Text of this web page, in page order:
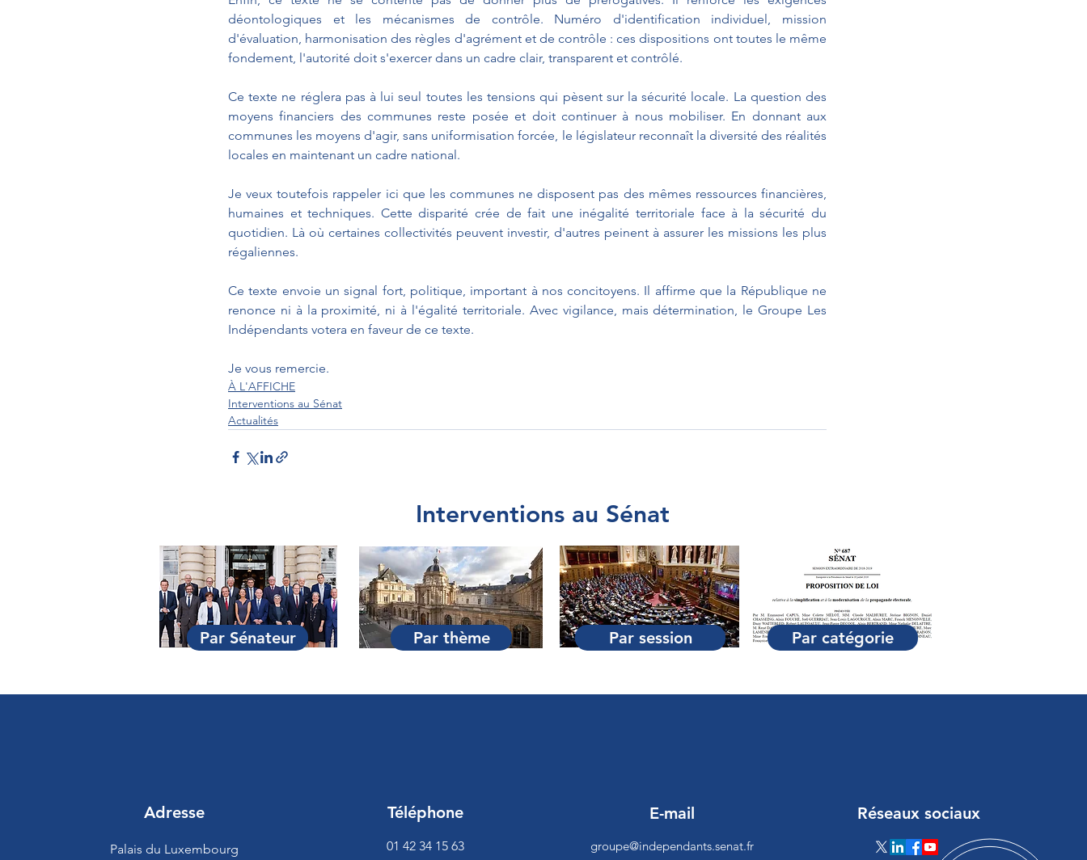
déontologiques et les mécanismes de contrôle. Numéro d'identification individuel, mission
d'évaluation, harmonisation des règles d'agrément et de contrôle : ces dispositions ont toutes le même
fondement, l'autorité doit s'exercer dans un cadre clair, transparent et contrôlé.
Ce texte ne réglera pas à lui seul toutes les tensions qui pèsent sur la sécurité locale. La question des
moyens financiers des communes reste posée et doit continuer à nous mobiliser. En donnant aux
communes les moyens d'agir, sans uniformisation forcée, le législateur reconnaît la diversité des réalités
locales en maintenant un cadre national.
Je veux toutefois rappeler ici que les communes ne disposent pas des mêmes ressources financières,
humaines et techniques. Cette disparité crée de fait une inégalité territoriale face à la sécurité du
quotidien. Là où certaines collectivités peuvent investir, d'autres peinent à assurer les missions les plus
régaliennes.
Ce texte envoie un signal fort, politique, important à nos concitoyens. Il affirme que la République ne
renonce ni à la proximité, ni à l'égalité territoriale. Avec vigilance, mais détermination, le Groupe Les
Indépendants votera en faveur de ce texte.
Je vous remercie.
À L'AFFICHE
Interventions au Sénat
Actualités
Interventions au Sénat
Par Sénateur Par thème Par session Par catégorie
Adresse
Palais du Luxembourg
Téléphone
01 42 34 15 63
E-mail
groupe@independants.senat.fr
Réseaux sociaux